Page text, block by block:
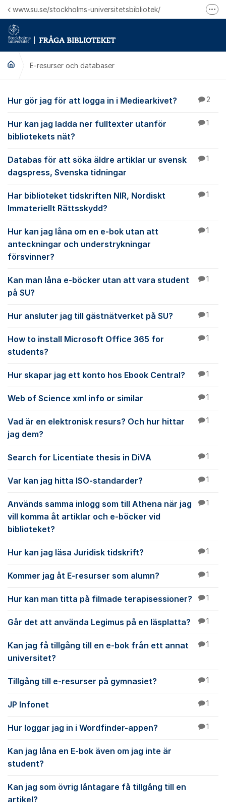
Hoppa till innehåll
www.su.se/stockholms-universitetsbibliotek/
E-resurser och databaser
E-resurser och
Hur gör jag för att logga in i Mediearkivet? 2
Hur kan jag ladda ner fulltexter utanför
bibliotekets nät?
1
Databas för att söka äldre artiklar ur svensk
dagspress, Svenska tidningar
1
Har biblioteket tidskriften NIR, Nordiskt
Immateriellt Rättsskydd?
1
Hur kan jag låna om en e-bok utan att
anteckningar och understrykningar
försvinner?
1
Kan man låna e-böcker utan att vara student
på SU?
1
Hur ansluter jag till gästnätverket på SU? 1
How to install Microsoft Office 365 for
students?
1
Hur skapar jag ett konto hos Ebook Central? 1
Web of Science xml info or similar 1
Vad är en elektronisk resurs? Och hur hittar
jag dem?
1
Search for Licentiate thesis in DiVA 1
Var kan jag hitta ISO-standarder? 1
Används samma inlogg som till Athena när jag
vill komma åt artiklar och e-böcker vid
biblioteket?
1
Hur kan jag läsa Juridisk tidskrift? 1
Kommer jag åt E-resurser som alumn? 1
Hur kan man titta på filmade terapisessioner? 1
Går det att använda Legimus på en läsplatta? 1
Kan jag få tillgång till en e-bok från ett annat
universitet?
1
Tillgång till e-resurser på gymnasiet? 1
JP Infonet 1
Hur loggar jag in i Wordfinder-appen? 1
Kan jag låna en E-bok även om jag inte är
student?
Kan jag som övrig låntagare få tillgång till en
artikel?